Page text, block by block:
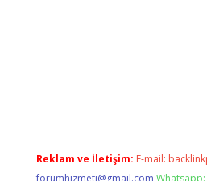
Reklam ve İletişim: E-mail:
forumhizmeti@gmail.com